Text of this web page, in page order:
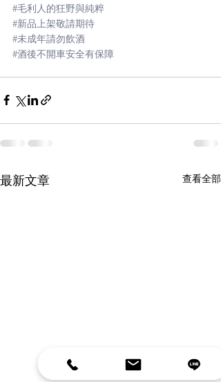
#毛利人的狂野與純粹
#新品上架敬請期待
#未成年請勿飲酒
#酒後不開車安全有保障
最新文章 查看全部